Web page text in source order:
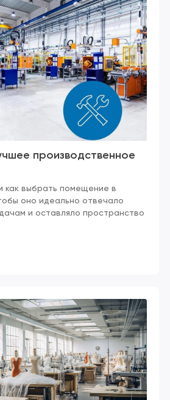
производственное
как выбрать помещение в
оно идеально отвечало
и оставляло пространство